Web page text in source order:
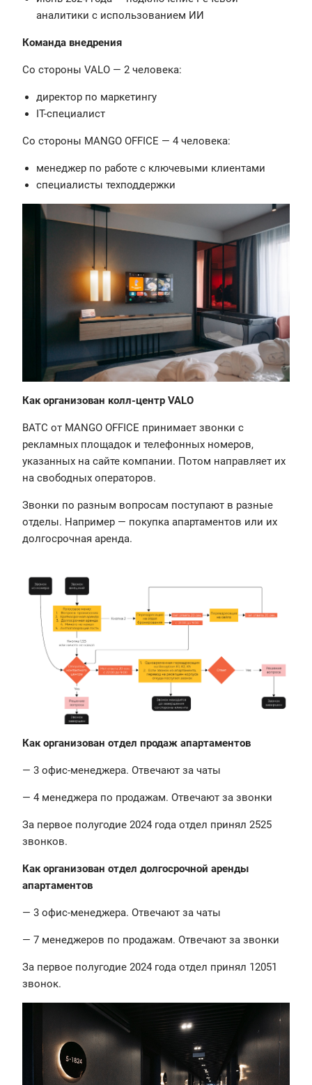
аналитики с использованием ИИ
Команда внедрения
Со стороны VALO — 2 человека:
директор по маркетингу
IT-специалист
Со стороны MANGO OFFICE — 4 человека:
менеджер по работе с ключевыми клиентами
специалисты техподдержки
Как организован колл-центр VALO
ВАТС от MANGO OFFICE принимает звонки с
рекламных площадок и телефонных номеров,
указанных на сайте компании. Потом направляет их
на свободных операторов.
Звонки по разным вопросам поступают в разные
отделы. Например — покупка апартаментов или их
долгосрочная аренда.
Как организован отдел продаж апартаментов
— 3 офис-менеджера. Отвечают за чаты
— 4 менеджера по продажам. Отвечают за звонки
За первое полугодие 2024 года отдел принял 2525
звонков.
Как организован отдел долгосрочной аренды
апартаментов
— 3 офис-менеджера. Отвечают за чаты
— 7 менеджеров по продажам. Отвечают за звонки
За первое полугодие 2024 года отдел принял 12051
звонок.